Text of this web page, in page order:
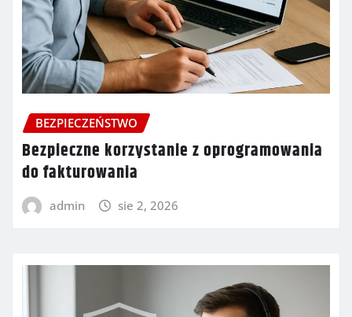
BEZPIECZEŃSTWO
Bezpieczne korzystanie z oprogramowania
do fakturowania
admin sie 2, 2026